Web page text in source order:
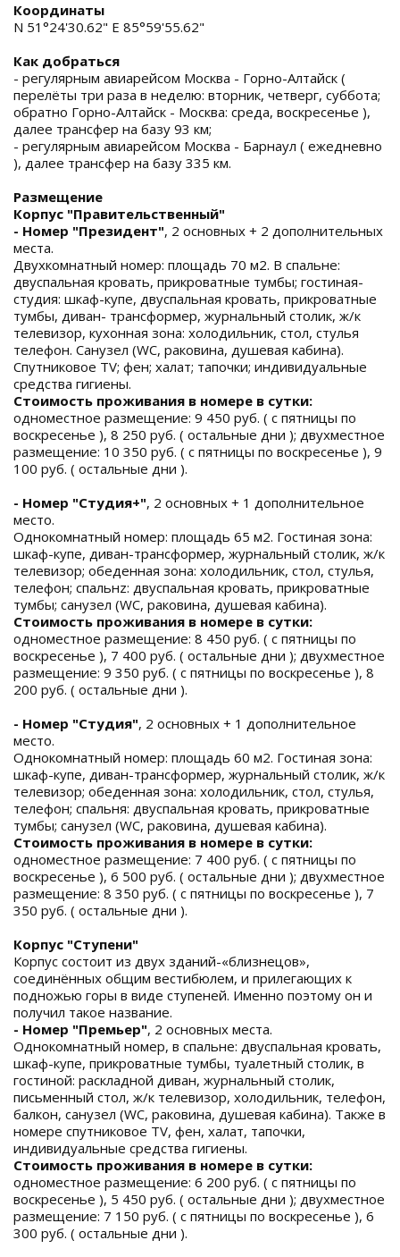
Координаты
N 51°24'30.62" E 85°59'55.62"
Как добраться
- регулярным авиарейсом Москва - Горно-Алтайск (
перелёты три раза в неделю: вторник, четверг, суббота;
обратно Горно-Алтайск - Москва: среда, воскресенье ),
далее трансфер на базу 93 км;
- регулярным авиарейсом Москва - Барнаул ( ежедневно
), далее трансфер на базу 335 км.
Размещение
Корпус "Правительственный"
- Номер "Президент", 2 основных + 2 дополнительных
места.
Двухкомнатный номер: площадь 70 м2. В спальне:
двуспальная кровать, прикроватные тумбы; гостиная-
студия: шкаф-купе, двуспальная кровать, прикроватные
тумбы, диван- трансформер, журнальный столик, ж/к
телевизор, кухонная зона: холодильник, стол, стулья
телефон. Санузел (WC, раковина, душевая кабина).
Спутниковое TV; фен; халат; тапочки; индивидуальные
средства гигиены.
Стоимость проживания в номере в сутки:
одноместное размещение: 9 450 руб. ( с пятницы по
воскресенье ), 8 250 руб. ( остальные дни ); двухместное
размещение: 10 350 руб. ( с пятницы по воскресенье ), 9
100 руб. ( остальные дни ).
- Номер "Студия+", 2 основных + 1 дополнительное
место.
Однокомнатный номер: площадь 65 м2. Гостиная зона:
шкаф-купе, диван-трансформер, журнальный столик, ж/к
телевизор; обеденная зона: холодильник, стол, стулья,
телефон; спальнz: двуспальная кровать, прикроватные
тумбы; cанузел (WC, раковина, душевая кабина).
Стоимость проживания в номере в сутки:
одноместное размещение: 8 450 руб. ( с пятницы по
воскресенье ), 7 400 руб. ( остальные дни ); двухместное
размещение: 9 350 руб. ( с пятницы по воскресенье ), 8
200 руб. ( остальные дни ).
- Номер "Студия", 2 основных + 1 дополнительное
место.
Однокомнатный номер: площадь 60 м2. Гостиная зона:
шкаф-купе, диван-трансформер, журнальный столик, ж/к
телевизор; обеденная зона: холодильник, стол, стулья,
телефон; спальня: двуспальная кровать, прикроватные
тумбы; cанузел (WC, раковина, душевая кабина).
Стоимость проживания в номере в сутки:
одноместное размещение: 7 400 руб. ( с пятницы по
воскресенье ), 6 500 руб. ( остальные дни ); двухместное
размещение: 8 350 руб. ( с пятницы по воскресенье ), 7
350 руб. ( остальные дни ).
Корпус "Ступени"
Корпус состоит из двух зданий-«близнецов»,
соединённых общим вестибюлем, и прилегающих к
подножью горы в виде ступеней. Именно поэтому он и
получил такое название.
- Номер "Премьер", 2 основных места.
Однокомнатный номер, в спальне: двуспальная кровать,
шкаф-купе, прикроватные тумбы, туалетный столик, в
гостиной: раскладной диван, журнальный столик,
письменный стол, ж/к телевизор, холодильник, телефон,
балкон, санузел (WC, раковина, душевая кабина). Также в
номере спутниковое TV, фен, халат, тапочки,
индивидуальные средства гигиены.
Стоимость проживания в номере в сутки:
одноместное размещение: 6 200 руб. ( с пятницы по
воскресенье ), 5 450 руб. ( остальные дни ); двухместное
размещение: 7 150 руб. ( с пятницы по воскресенье ), 6
300 руб. ( остальные дни ).